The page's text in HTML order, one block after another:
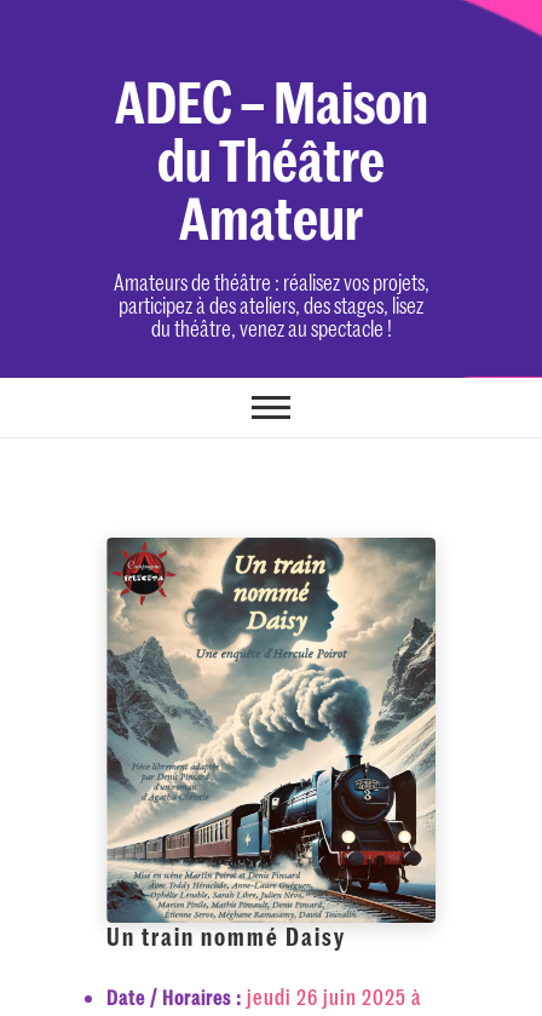
ADEC – Maison
du Théâtre
Amateur
Amateurs de théâtre : réalisez vos projets,
participez à des ateliers, des stages, lisez
du théâtre, venez au spectacle !
Un train nommé Daisy
Date / Horaires : jeudi 26 juin 2025 à